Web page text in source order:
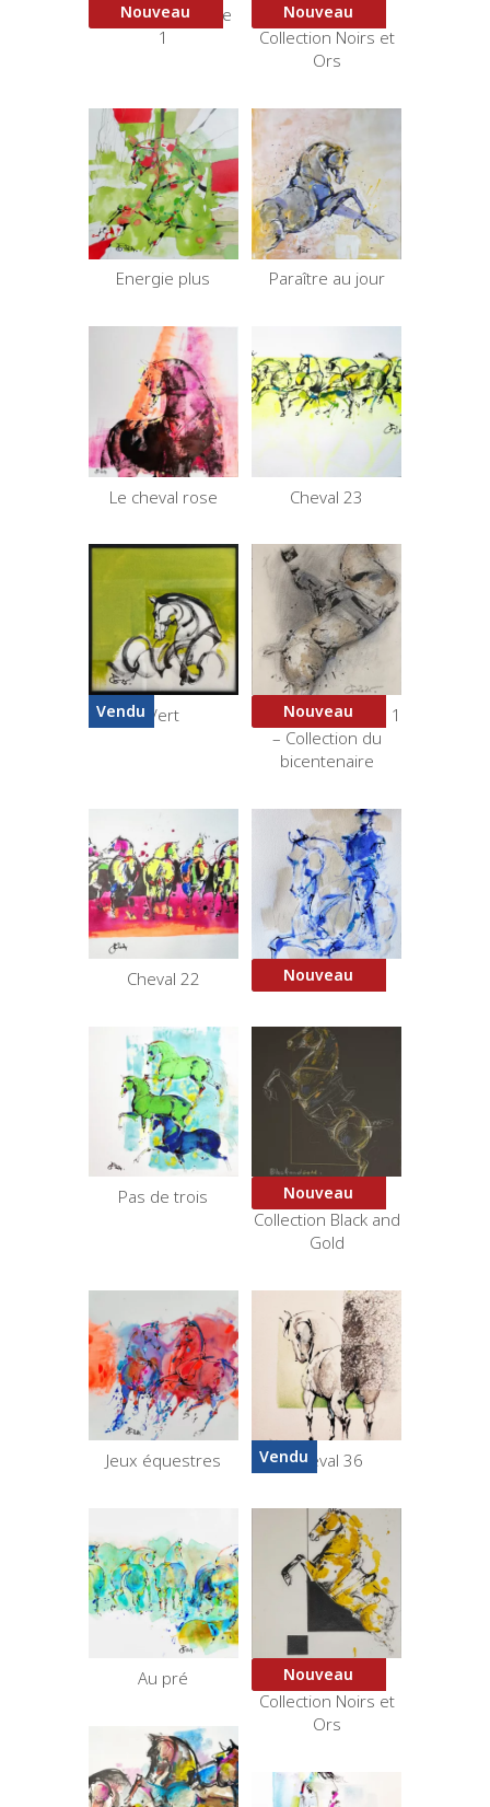
Nouveau
Cheval multicolore
1
Nouveau
Croupade –
Collection Noirs et
Ors
Energie plus Paraître au jour
Le cheval rose Cheval 23
Vendu Vert Nouveau
Bicorne et Virolles 1
– Collection du
bicentenaire
Cheval 22 Nouveau
Cadre bleu
Pas de trois Nouveau
Courbette 1 –
Collection Black and
Gold
Jeux équestres VenduCheval 36
Au pré Nouveau
Courbette 2 –
Collection Noirs et
Ors